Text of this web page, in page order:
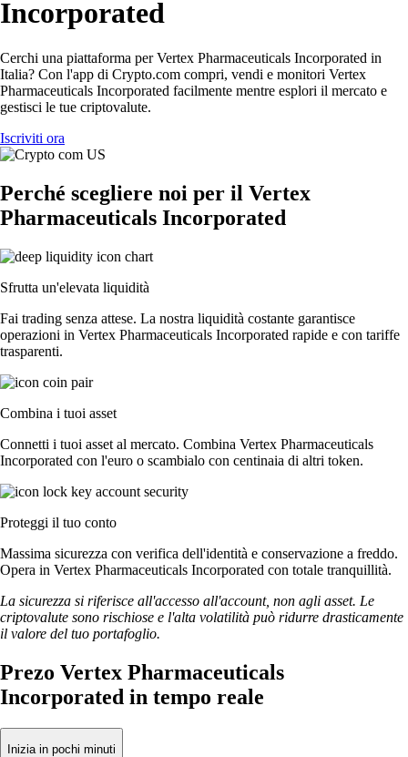
Incorporated
Cerchi una piattaforma per Vertex Pharmaceuticals Incorporated in
Italia? Con l'app di Crypto.com compri, vendi e monitori Vertex
Pharmaceuticals Incorporated facilmente mentre esplori il mercato e
gestisci le tue criptovalute.
Iscriviti ora
Perché scegliere noi per il Vertex
Pharmaceuticals Incorporated
Sfrutta un'elevata liquidità
Fai trading senza attese. La nostra liquidità costante garantisce
operazioni in Vertex Pharmaceuticals Incorporated rapide e con tariffe
trasparenti.
Combina i tuoi asset
Connetti i tuoi asset al mercato. Combina Vertex Pharmaceuticals
Incorporated con l'euro o scambialo con centinaia di altri token.
Proteggi il tuo conto
Massima sicurezza con verifica dell'identità e conservazione a freddo.
Opera in Vertex Pharmaceuticals Incorporated con totale tranquillità.
La sicurezza si riferisce all'accesso all'account, non agli asset. Le
criptovalute sono rischiose e l'alta volatilità può ridurre drasticamente
il valore del tuo portafoglio.
Prezo Vertex Pharmaceuticals
Incorporated in tempo reale
Inizia in pochi minuti